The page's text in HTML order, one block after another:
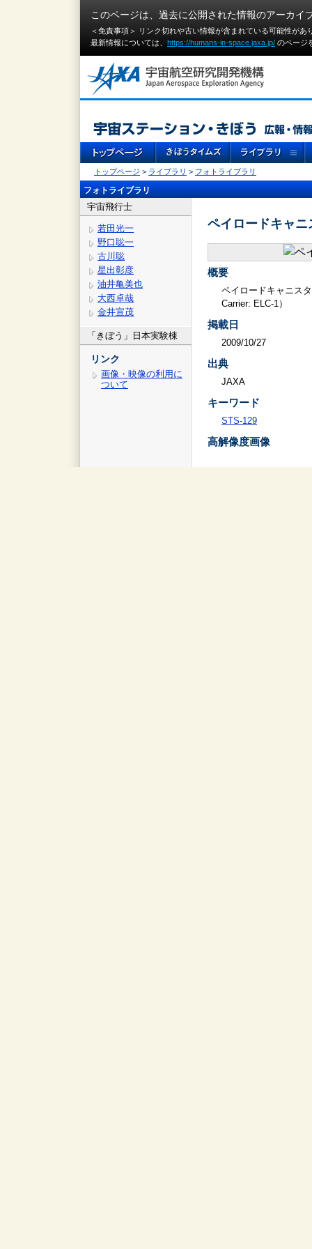
このページは、過去に公開された情報のアーカイ
＜免責事項＞ リンク切れや古い情報が含まれている可能性が
最新情報については、 https://humans-in-space.jaxa.jp/ のページ
トップページ > ライブラリ > フォトライブラリ
フォトライブラリ
宇宙飛行士
若田光一
野口聡一
古川聡
星出彰彦
油井亀美也
大西卓哉
金井宣茂
「きぼう」日本実験棟
リンク
画像・映像の利用に
ついて
ペイロードキャ
概要
ペイロードキャニス
Carrier: ELC-1）
掲載日
2009/10/27
出典
JAXA
キーワード
STS-129
高解像度画像